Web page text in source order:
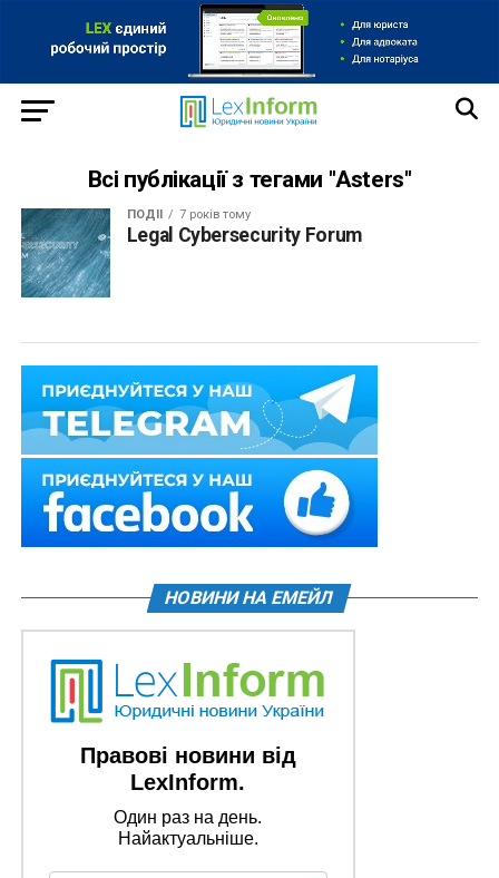
Всі публікації з тегами "Asters"
ПОДІЇ 7 років тому
Legal Cybersecurity Forum
НОВИНИ НА ЕМЕЙЛ
Правові новини від
LexInform.
Один раз на день.
Найактуальніше.